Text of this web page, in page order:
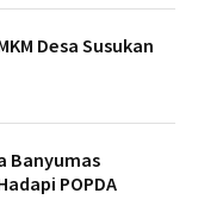
Desa Susukan
Banyumas
POPDA